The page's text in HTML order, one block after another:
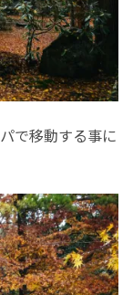
で移動する事に